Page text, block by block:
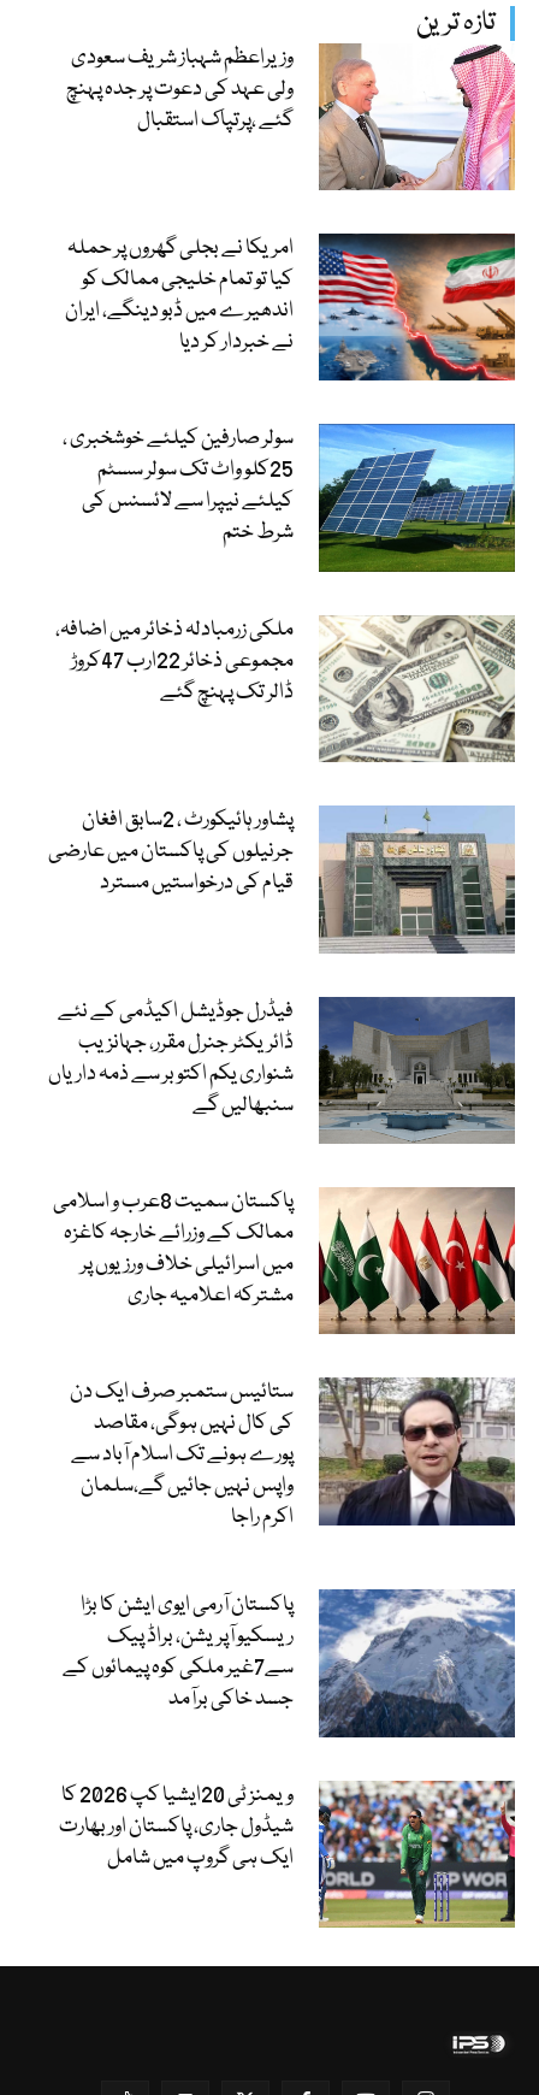
تازہ ترین
وزیراعظم شہباز شریف سعودی
ولی عہد کی دعوت پر جدہ پہنچ
گئے ،پرتپاک استقبال
امریکا نے بجلی گھروں پر حملہ
کیا تو تمام خلیجی ممالک کو
اندھیرے میں ڈبو دینگے، ایران
نے خبردار کر دیا
سولر صارفین کیلئے خوشخبری ،
25کلو واٹ تک سولر سسٹم
کیلئے نیپرا سے لائسنس کی
شرط ختم
ملکی زرمبادلہ ذخائر میں اضافہ،
مجموعی ذخائر 22ارب 47کروڑ
ڈالر تک پہنچ گئے
پشاور ہائیکورٹ ، 2سابق افغان
جرنیلوں کی پاکستان میں عارضی
قیام کی درخواستیں مسترد
فیڈرل جوڈیشل اکیڈمی کے نئے
ڈائریکٹر جنرل مقرر، جہانزیب
شنواری یکم اکتوبر سے ذمہ داریاں
سنبھالیں گے
پاکستان سمیت 8عرب و اسلامی
ممالک کے وزرائے خارجہ کاغزہ
میں اسرائیلی خلاف ورزیوں پر
مشترکہ اعلامیہ جاری
ستائیس ستمبر صرف ایک دن
کی کال نہیں ہوگی، مقاصد
پورے ہونے تک اسلام آباد سے
واپس نہیں جائیں گے،سلمان
اکرم راجا
پاکستان آرمی ایوی ایشن کا بڑا
ریسکیو آپریشن، براڈ پیک
سے7غیر ملکی کوہ پیمائوں کے
جسد خاکی برآمد
ویمنز ٹی 20ایشیا کپ 2026 کا
شیڈول جاری، پاکستان اور بھارت
ایک ہی گروپ میں شامل